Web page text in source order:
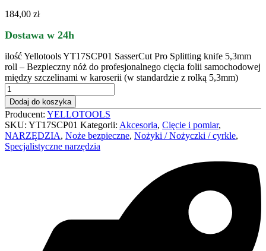
184,00 zł
Dostawa w 24h
ilość Yellotools YT17SCP01 SasserCut Pro Splitting knife 5,3mm
roll – Bezpieczny nóż do profesjonalnego cięcia folii samochodowej
między szczelinami w karoserii (w standardzie z rolką 5,3mm)
Dodaj do koszyka
Producent: YELLOTOOLS
SKU: YT17SCP01 Kategorii: Akcesoria, Cięcie i pomiar,
NARZĘDZIA, Noże bezpieczne, Nożyki / Nożyczki / cyrkle,
Specjalistyczne narzędzia